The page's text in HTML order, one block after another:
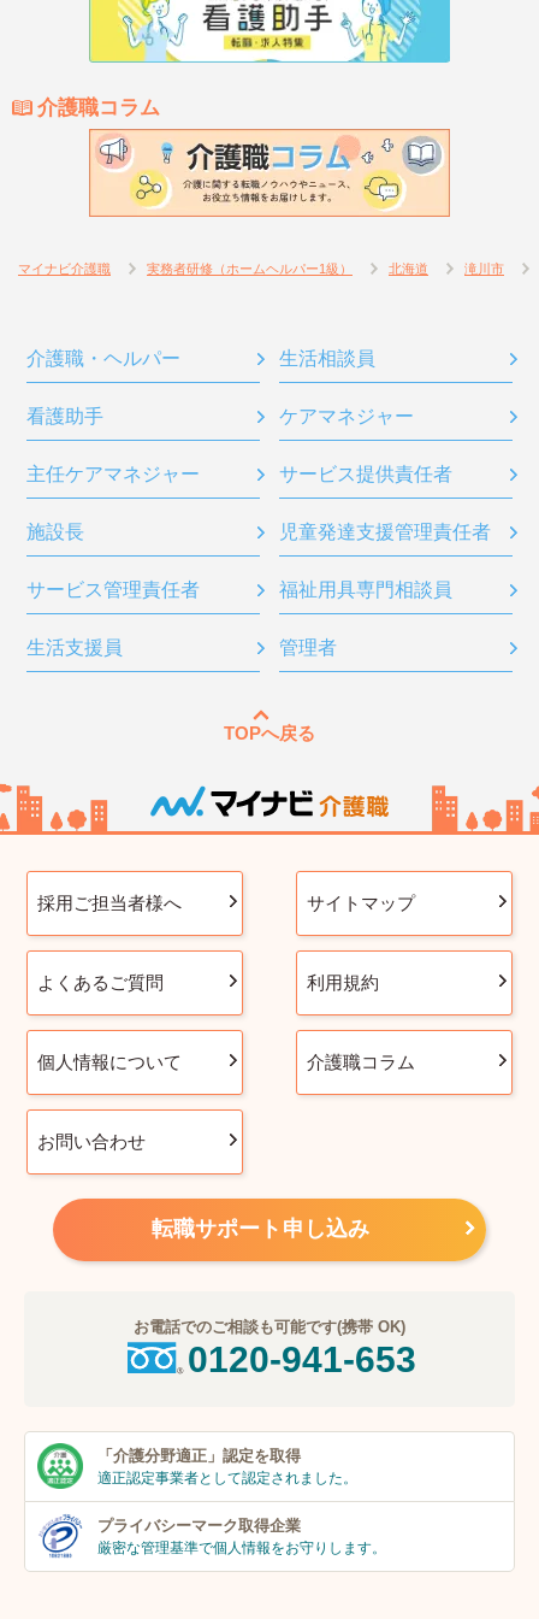
介護職コラム
マイナビ介護職 実務者研修（ホームヘルパー1級） 北海道 滝川市
介護職・ヘルパー 生活相談員
看護助手 ケアマネジャー
主任ケアマネジャー サービス提供責任者
施設長 児童発達支援管理責任者
サービス管理責任者 福祉用具専門相談員
生活支援員 管理者
TOPへ戻る
採用ご担当者様へ サイトマップ
よくあるご質問 利用規約
個人情報について 介護職コラム
お問い合わせ
転職サポート申し込み
お電話でのご相談も可能です(携帯 OK)
0120-941-653
「介護分野適正」 認定を取得
適正認定事業者として認定されました。
プライバシーマーク取得企業
厳密な管理基準で個人情報をお守りします。